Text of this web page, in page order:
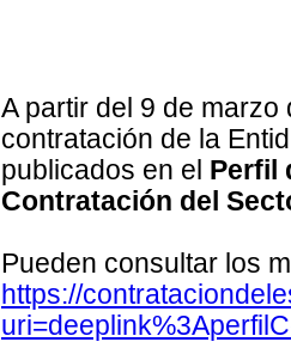
A partir del 9 de
contratación de la
publicados en el Perfil
Contratación del
Pueden consultar los
https://